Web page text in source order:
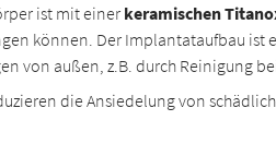
ist mit einer keramischen
können. Der Implantataufbau ist
von außen, z.B. durch Reinigung
die Ansiedelung von